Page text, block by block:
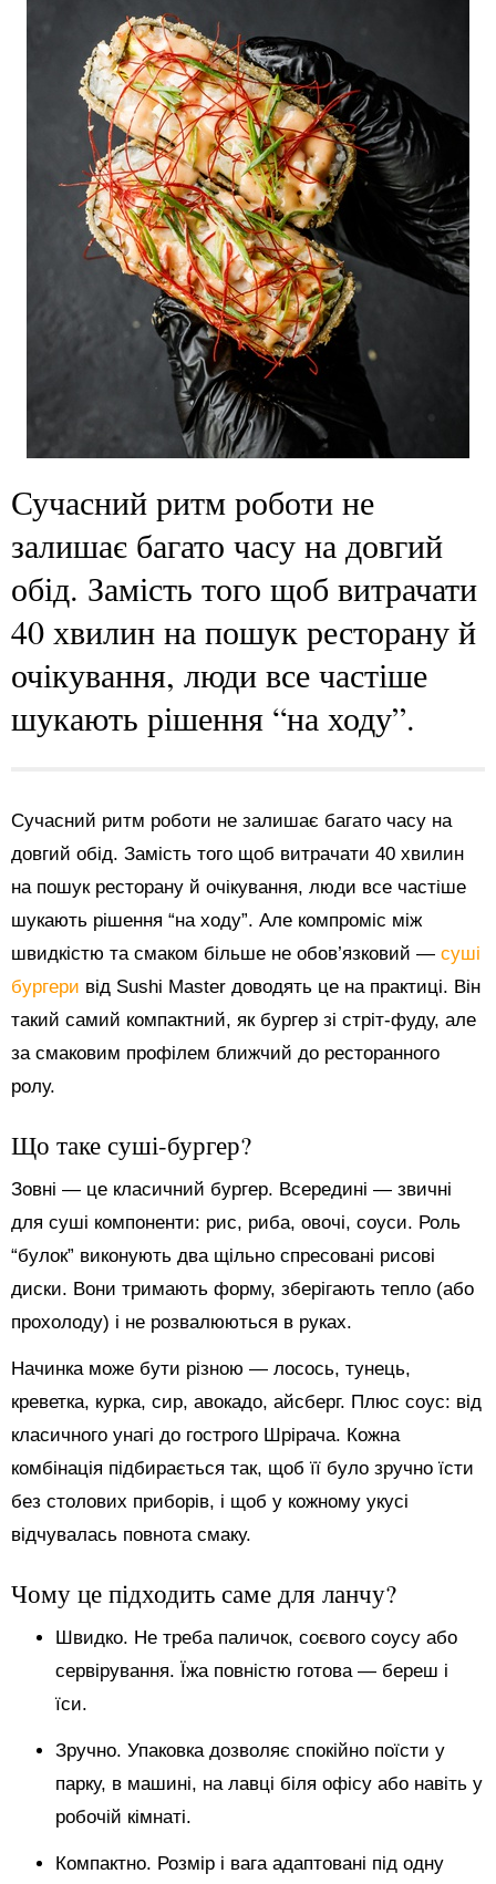
Сучасний ритм роботи не
залишає багато часу на довгий
обід. Замість того щоб витрачати
40 хвилин на пошук ресторану й
очікування, люди все частіше
шукають рішення “на ходу”.
Сучасний ритм роботи не залишає багато часу на
довгий обід. Замість того щоб витрачати 40 хвилин
на пошук ресторану й очікування, люди все частіше
шукають рішення “на ходу”. Але компроміс між
швидкістю та смаком більше не обов’язковий — суші
бургери від Sushi Master доводять це на практиці. Він
такий самий компактний, як бургер зі стріт-фуду, але
за смаковим профілем ближчий до ресторанного
ролу.
Що таке суші-бургер?
Зовні — це класичний бургер. Всередині — звичні
для суші компоненти: рис, риба, овочі, соуси. Роль
“булок” виконують два щільно спресовані рисові
диски. Вони тримають форму, зберігають тепло (або
прохолоду) і не розвалюються в руках.
Начинка може бути різною — лосось, тунець,
креветка, курка, сир, авокадо, айсберг. Плюс соус: від
класичного унагі до гострого Шрірача. Кожна
комбінація підбирається так, щоб її було зручно їсти
без столових приборів, і щоб у кожному укусі
відчувалась повнота смаку.
Чому це підходить саме для ланчу?
Швидко. Не треба паличок, соєвого соусу або
сервірування. Їжа повністю готова — береш і
їси.
Зручно. Упаковка дозволяє спокійно поїсти у
парку, в машині, на лавці біля офісу або навіть у
робочій кімнаті.
Компактно. Розмір і вага адаптовані під одну